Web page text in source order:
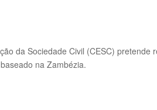
da Sociedade Civil (CESC) pretende
na Zambézia.